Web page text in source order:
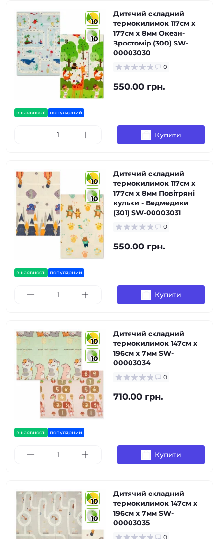
10
10
в наявності популярний
Дитячий складний
термокилимок 117см х
177см х 8мм Океан-
Зростомір (300) SW-
00003030
0
550.00 грн.
Купити
10
10
в наявності популярний
Дитячий складний
термокилимок 117см х
177см х 8мм Повітряні
кульки - Ведмедики
(301) SW-00003031
0
550.00 грн.
Купити
10
10
в наявності популярний
Дитячий складний
термокилимок 147cм х
196см х 7мм SW-
00003034
0
710.00 грн.
Купити
10
10
Дитячий складний
термокилимок 147cм х
196см х 7мм SW-
00003035
0